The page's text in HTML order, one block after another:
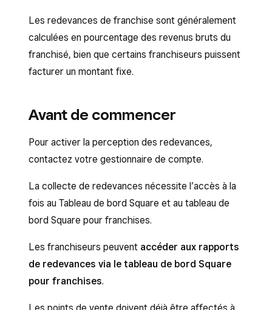
Les redevances de franchise sont généralement
calculées en pourcentage des revenus bruts du
franchisé, bien que certains franchiseurs puissent
facturer un montant fixe.
Avant de commencer
Pour activer la perception des redevances,
contactez votre gestionnaire de compte.
La collecte de redevances nécessite l’accès à la
fois au Tableau de bord Square et au tableau de
bord Square pour franchises.
Les franchiseurs peuvent accéder aux rapports
de redevances via le tableau de bord Square
pour franchises.